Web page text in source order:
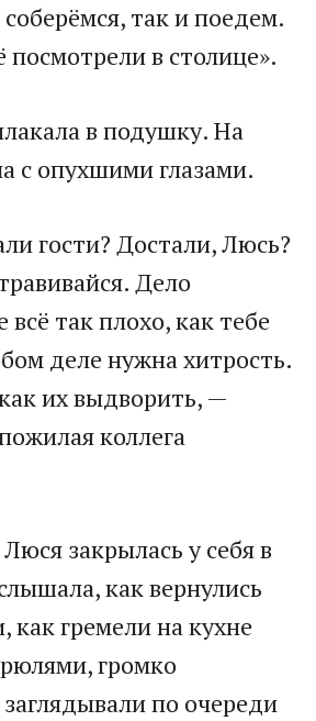
так и поедем.
в столице».​
в подушку. На
с опухшими глазами.​
гости? Достали, Люсь?
Дело
так плохо, как тебе
деле нужна хитрость.
их выдворить, —
коллега
закрылась у себя в
как вернулись
как гремели на кухне
громко
по очереди